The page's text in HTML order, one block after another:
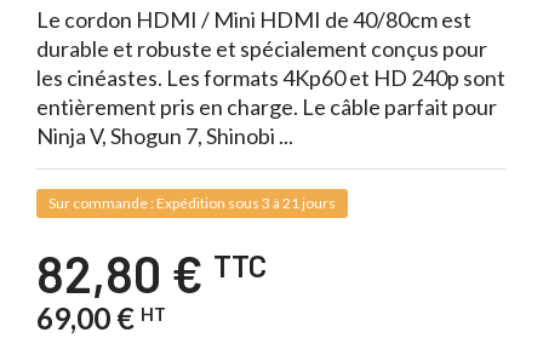
Le cordon HDMI / Mini HDMI de 40/80cm est
durable et robuste et spécialement conçus pour
les cinéastes. Les formats 4Kp60 et HD 240p sont
entièrement pris en charge. Le câble parfait pour
Ninja V, Shogun 7, Shinobi ...
Sur commande : Expédition sous 3 à 21 jours
82,80 € TTC
69,00 € HT